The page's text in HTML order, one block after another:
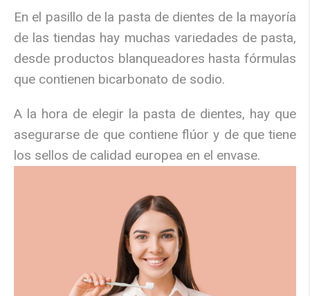
En el pasillo de la pasta de dientes de la mayoría
de las tiendas hay muchas variedades de pasta,
desde productos blanqueadores hasta fórmulas
que contienen bicarbonato de sodio.
A la hora de elegir la pasta de dientes, hay que
asegurarse de que contiene flúor y de que tiene
los sellos de calidad europea en el envase.